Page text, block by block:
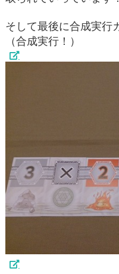
そして最後に合成実行
（合成実行！）